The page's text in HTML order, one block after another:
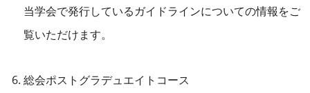
当学会で発行しているガイドラインについての情報をご
覧いただけます。
総会ポストグラデュエイトコース